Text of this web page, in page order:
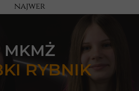
najwer
MKMŻ
RYBNIK